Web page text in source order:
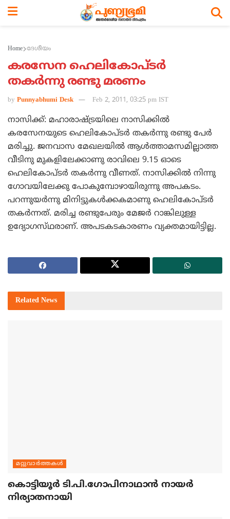
Home ദേശീയം
കരസേന ഹെലികോപ്‌ടര്‍
തകര്‍ന്നു രണ്ടു മരണം
by Punnyabhumi Desk Feb 2, 2011, 03:25 pm IST
നാസിക്ക്‌: മഹാരാഷ്‌ട്രയിലെ നാസിക്കില്‍
കരസേനയുടെ ഹെലികോപ്‌ടര്‍ തകര്‍ന്നു രണ്ടു പേര്‍
മരിച്ചു. ജനവാസ മേഖലയില്‍ ആള്‍ത്താമസമില്ലാത്ത
വീടിനു മുകളിലേക്കാണു രാവിലെ 9.15 ഓടെ
ഹെലികോപ്‌ടര്‍ തകര്‍ന്നു വീണത്‌. നാസിക്കില്‍ നിന്നു
ഗോവയിലേക്കു പോകുമ്പോഴായിരുന്നു അപകടം.
പറന്നുയര്‍ന്നു മിനിട്ടുകള്‍ക്കകമാണു ഹെലികോപ്‌ടര്‍
തകര്‍ന്നത്‌. മരിച്ച രണ്ടുപേരും മേജര്‍ റാങ്കിലുള്ള
ഉദ്യോഗസ്‌ഥരാണ്‌. അപടകടകാരണം വ്യക്തമായിട്ടില്ല.
Related News
മറ്റുവാര്‍ത്തകള്‍
കൊട്ടിയൂര്‍ ടി.പി.ഗോപിനാഥാന്‍ നായര്‍
നിര്യാതനായി